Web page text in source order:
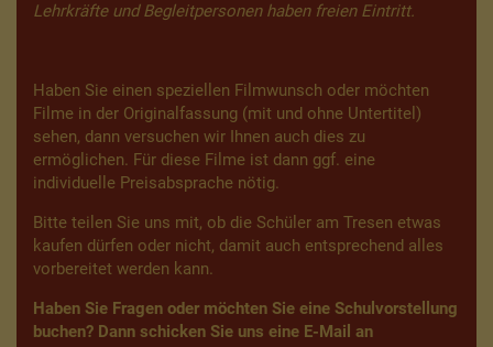
Lehrkräfte und Begleitpersonen haben freien Eintritt.
Haben Sie einen speziellen Filmwunsch oder möchten
Filme in der Originalfassung (mit und ohne Untertitel)
sehen, dann versuchen wir Ihnen auch dies zu
ermöglichen. Für diese Filme ist dann ggf. eine
individuelle Preisabsprache nötig.
Bitte teilen Sie uns mit, ob die Schüler am Tresen etwas
kaufen dürfen oder nicht, damit auch entsprechend alles
vorbereitet werden kann.
Haben Sie Fragen oder möchten Sie eine Schulvorstellung
buchen? Dann schicken Sie uns eine E-Mail an